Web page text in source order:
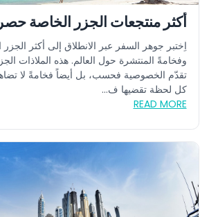
أكثر منتجعات الجزر الخاصة
اِختبر جوهر السفر عبر الانطلاق إلى أكثر الجزر
وفخامةً المنتشرة حول العالم. هذه الملاذات
تقدّم الخصوصية فحسب، بل أيضاً فخامةً لا
كل لحظة تقضيها ف...
READ MORE